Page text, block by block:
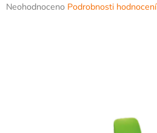
Průměrné
Neohodnoceno Podrobnosti hodnocení